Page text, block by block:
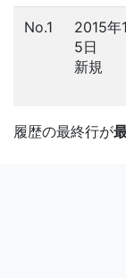
No.1
2015年
5日
新規
履歴の最終行が